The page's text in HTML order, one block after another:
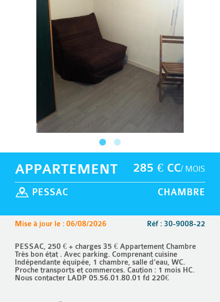
285 € CC/ MOIS
APPARTEMENT
CHAMBRE
PESSAC
Réf : 30-9008-22
Mise à jour le : 06/08/2026
PESSAC, 250 € + charges 35 € Appartement Chambre
Très bon état . Avec parking. Comprenant cuisine
Indépendante équipée, 1 chambre, salle d'eau, WC.
Proche transports et commerces. Caution : 1 mois HC.
Nous contacter LADP 05.56.01.80.01 fd 220€